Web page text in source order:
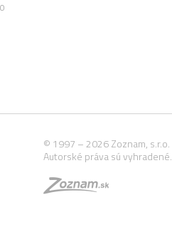
© 1997 – 2026 Zoznam, s.r.o.
Autorské práva sú vyhradené.